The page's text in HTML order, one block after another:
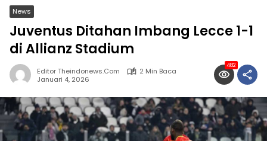
News
Juventus Ditahan Imbang Lecce 1-1
di Allianz Stadium
Editor Theindonews.com
2 Min Baca
Januari 4, 2026
482